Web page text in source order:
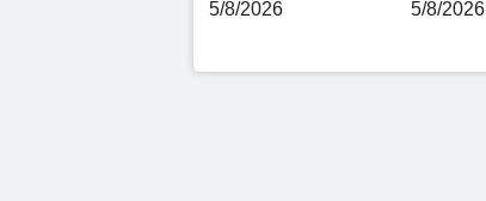
5/8/2026
5/8/2026